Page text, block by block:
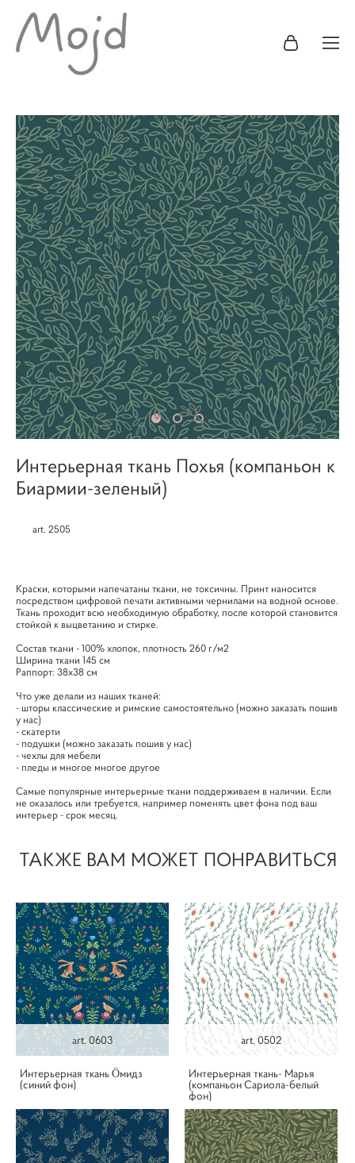
Интерьерная ткань Похья (компаньон к
Биармии-зеленый)
art. 2505
Краски, которыми напечатаны ткани, не токсичны. Принт наносится
посредством цифровой печати активными чернилами на водной основе.
Ткань проходит всю необходимую обработку, после которой становится
стойкой к выцветанию и стирке.
Cостав ткани - 100% хлопок, плотность 260 г/м2
Ширина ткани 145 см
Раппорт: 38х38 см
Что уже делали из наших тканей:
- шторы классические и римские самостоятельно (можно заказать пошив
у нас)
- скатерти
- подушки (можно заказать пошив у нас)
- чехлы для мебели
- пледы и многое многое другое
Самые популярные интерьерные ткани поддерживаем в наличии. Если
не оказалось или требуется, например поменять цвет фона под ваш
интерьер - срок месяц.
ТАКЖЕ ВАМ МОЖЕТ ПОНРАВИТЬСЯ
art. 0603
Интерьерная ткань Ӧмидз
(синий фон)
art. 0502
Интерьерная ткань- Марья
(компаньон Сариола-белый
фон)